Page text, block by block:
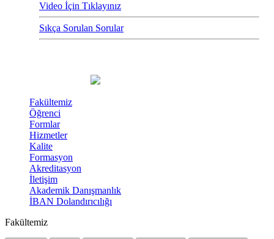
Video İçin Tıklayınız
Sıkça Sorulan Sorular
Fakültemiz
Öğrenci
Formlar
Hizmetler
Kalite
Formasyon
Akreditasyon
İletişim
Akademik Danışmanlık
İBAN Dolandırıcılığı
Fakültemiz